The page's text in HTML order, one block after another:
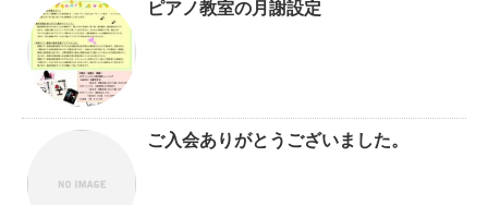
ピアノ教室の月謝設定
ご入会ありがとうございました。